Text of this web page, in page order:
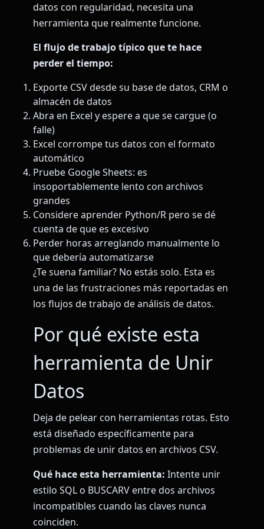
datos con regularidad, necesita una
herramienta que realmente funcione.
El flujo de trabajo típico que te hace
perder el tiempo:
Exporte CSV desde su base de datos, CRM o
almacén de datos
Abra en Excel y espere a que se cargue (o
falle)
Excel corrompe tus datos con el formato
automático
Pruebe Google Sheets: es
insoportablemente lento con archivos
grandes
Considere aprender Python/R pero se dé
cuenta de que es excesivo
Perder horas arreglando manualmente lo
que debería automatizarse
¿Te suena familiar? No estás solo. Esta es
una de las frustraciones más reportadas en
los flujos de trabajo de análisis de datos.
Por qué existe esta
herramienta de Unir
Datos
Deja de pelear con herramientas rotas. Esto
está diseñado específicamente para
problemas de unir datos en archivos CSV.
Qué hace esta herramienta: Intente unir
estilo SQL o BUSCARV entre dos archivos
incompatibles cuando las claves nunca
coinciden.